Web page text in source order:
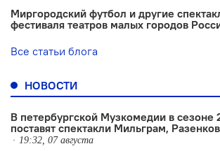
Миргородский футбол и другие
фестиваля театров малых городов
Все статьи блога
НОВОСТИ
В петербургской Музкомедии в
поставят спектакли Мильграм,
19:32, 07 августа